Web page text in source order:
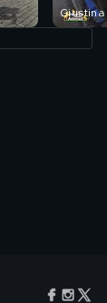
Giustina